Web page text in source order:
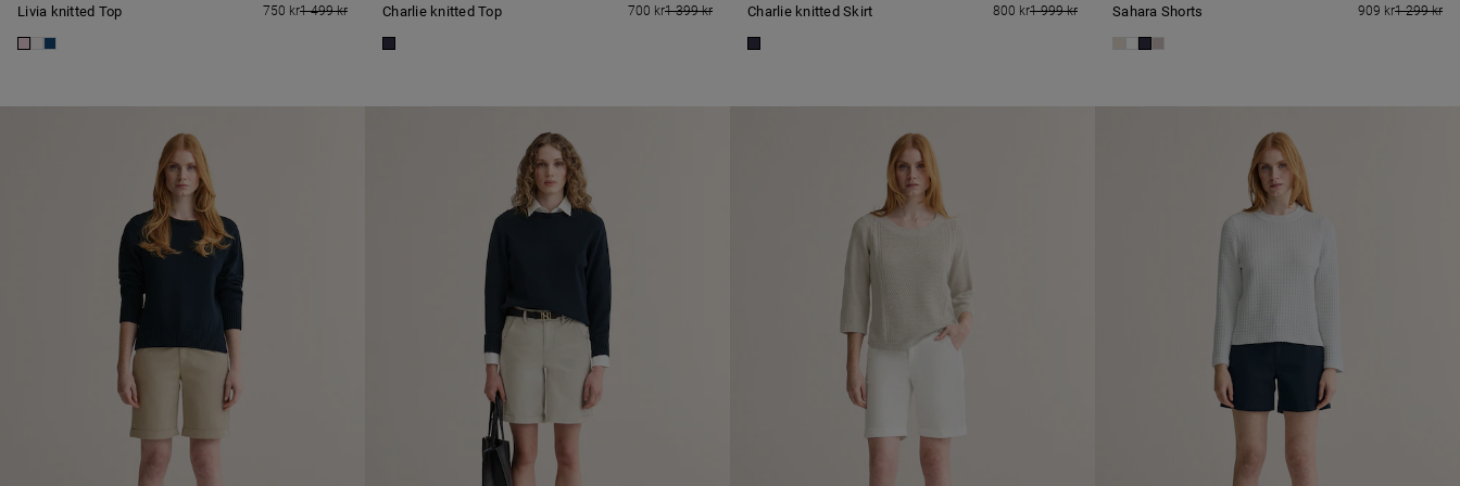
Livia knitted Top 750 kr1 499 kr Charlie knitted Top 700 kr1 399 kr Charlie knitted Skirt 800 kr1 999 kr Sahara Shorts 909 kr1 299 kr